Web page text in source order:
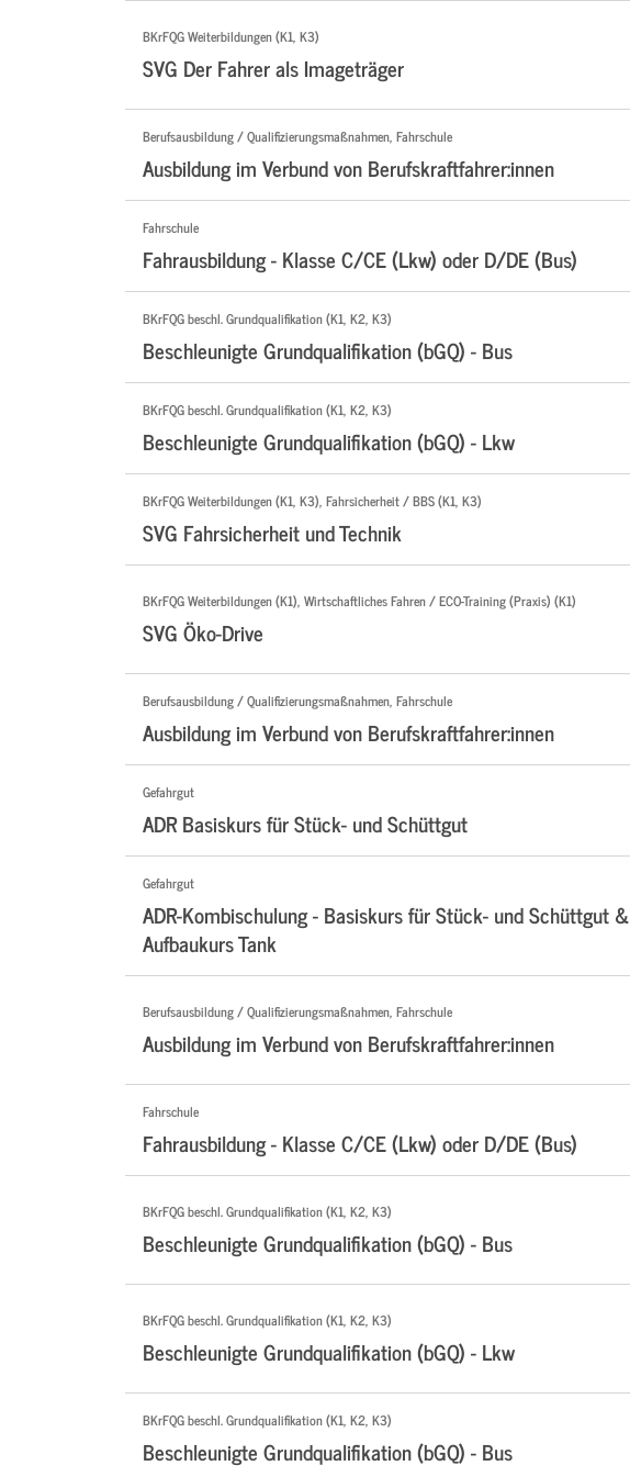
BKrFQG Weiterbildungen (K1, K3)
SVG Der Fahrer als Imageträger
Berufsausbildung / Qualifizierungsmaßnahmen, Fahrschule
Ausbildung im Verbund von Berufskraftfahrer:innen
Fahrschule
Fahrausbildung - Klasse C/CE (Lkw) oder D/DE (Bus)
BKrFQG beschl. Grundqualifikation (K1, K2, K3)
Beschleunigte Grundqualifikation (bGQ) - Bus
BKrFQG beschl. Grundqualifikation (K1, K2, K3)
Beschleunigte Grundqualifikation (bGQ) - Lkw
BKrFQG Weiterbildungen (K1, K3), Fahrsicherheit / BBS (K1, K3)
SVG Fahrsicherheit und Technik
BKrFQG Weiterbildungen (K1), Wirtschaftliches Fahren / ECO-Training (Praxis) (K1)
SVG Öko-Drive
Berufsausbildung / Qualifizierungsmaßnahmen, Fahrschule
Ausbildung im Verbund von Berufskraftfahrer:innen
Gefahrgut
ADR Basiskurs für Stück- und Schüttgut
Gefahrgut
ADR-Kombischulung - Basiskurs für Stück- und Schüttgut &
Aufbaukurs Tank
Berufsausbildung / Qualifizierungsmaßnahmen, Fahrschule
Ausbildung im Verbund von Berufskraftfahrer:innen
Fahrschule
Fahrausbildung - Klasse C/CE (Lkw) oder D/DE (Bus)
BKrFQG beschl. Grundqualifikation (K1, K2, K3)
Beschleunigte Grundqualifikation (bGQ) - Bus
BKrFQG beschl. Grundqualifikation (K1, K2, K3)
Beschleunigte Grundqualifikation (bGQ) - Lkw
BKrFQG beschl. Grundqualifikation (K1, K2, K3)
Beschleunigte Grundqualifikation (bGQ) - Bus